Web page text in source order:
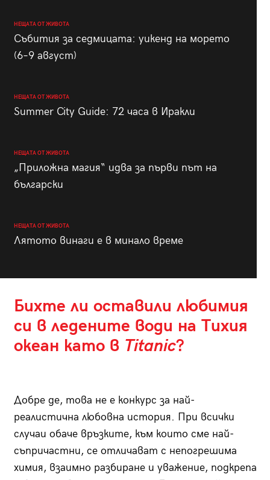
НЕЩАТА ОТ ЖИВОТА
Събития за седмицата: уикенд на морето
(6–9 август)
НЕЩАТА ОТ ЖИВОТА
Summer City Guide: 72 часа в Иракли
НЕЩАТА ОТ ЖИВОТА
„Приложна магия“ идва за първи път на
български
НЕЩАТА ОТ ЖИВОТА
Лятото винаги е в минало време
Бихте ли оставили любимия
си в ледените води на Тихия
океан като в Titanic?
Добре де, това не е конкурс за най-
реалистична любовна история. При всички
случаи обаче връзките, към които сме най-
съпричастни, се отличават с непогрешима
химия, взаимно разбиране и уважение, подкрепа